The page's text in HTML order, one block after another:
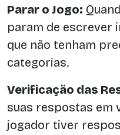
Parar o Jogo:
param de escrever
que não tenham
categorias.
Verificação das
suas respostas em
jogador tiver